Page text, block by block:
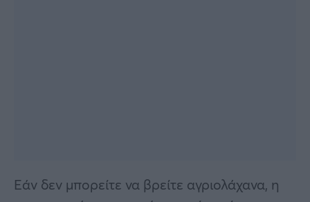
Εάν δεν μπορείτε να βρείτε αγριολάχανα, η